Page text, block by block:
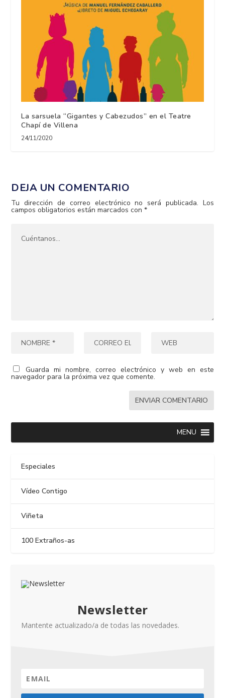
La sarsuela “Gigantes y Cabezudos” en el Teatre
Chapí de Villena
24/11/2020
DEJA UN COMENTARIO
Tu dirección de correo electrónico no será publicada. Los
campos obligatorios están marcados con*
Guarda mi nombre, correo electrónico y web en este
navegador para la próxima vez que comente.
MENU
Especiales
Vídeo Contigo
Viñeta
100 Extraños-as
Newsletter
Mantente actualizado/a de todas las novedades.